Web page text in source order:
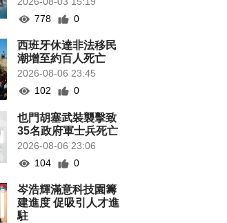
778
0
西班牙休達非法移民
潮增至約百人死亡
2026-08-06 23:45
102
0
也門胡塞武裝襲擊致
35名政府軍士兵死亡
2026-08-06 23:06
104
0
岑浩輝滿意科技園籌
建進度 促吸引人才進
駐